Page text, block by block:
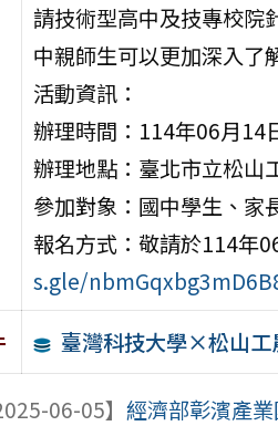
請技術型高中及技專校院
中親師生可以更加深入了
活動資訊：
辦理時間：114年06月14
辦理地點：臺北市立松山
參加對象：國中學生、家
報名方式：敬請於114年
s.gle/
臺灣科技大學×松山工
06-05】經濟部彰濱產